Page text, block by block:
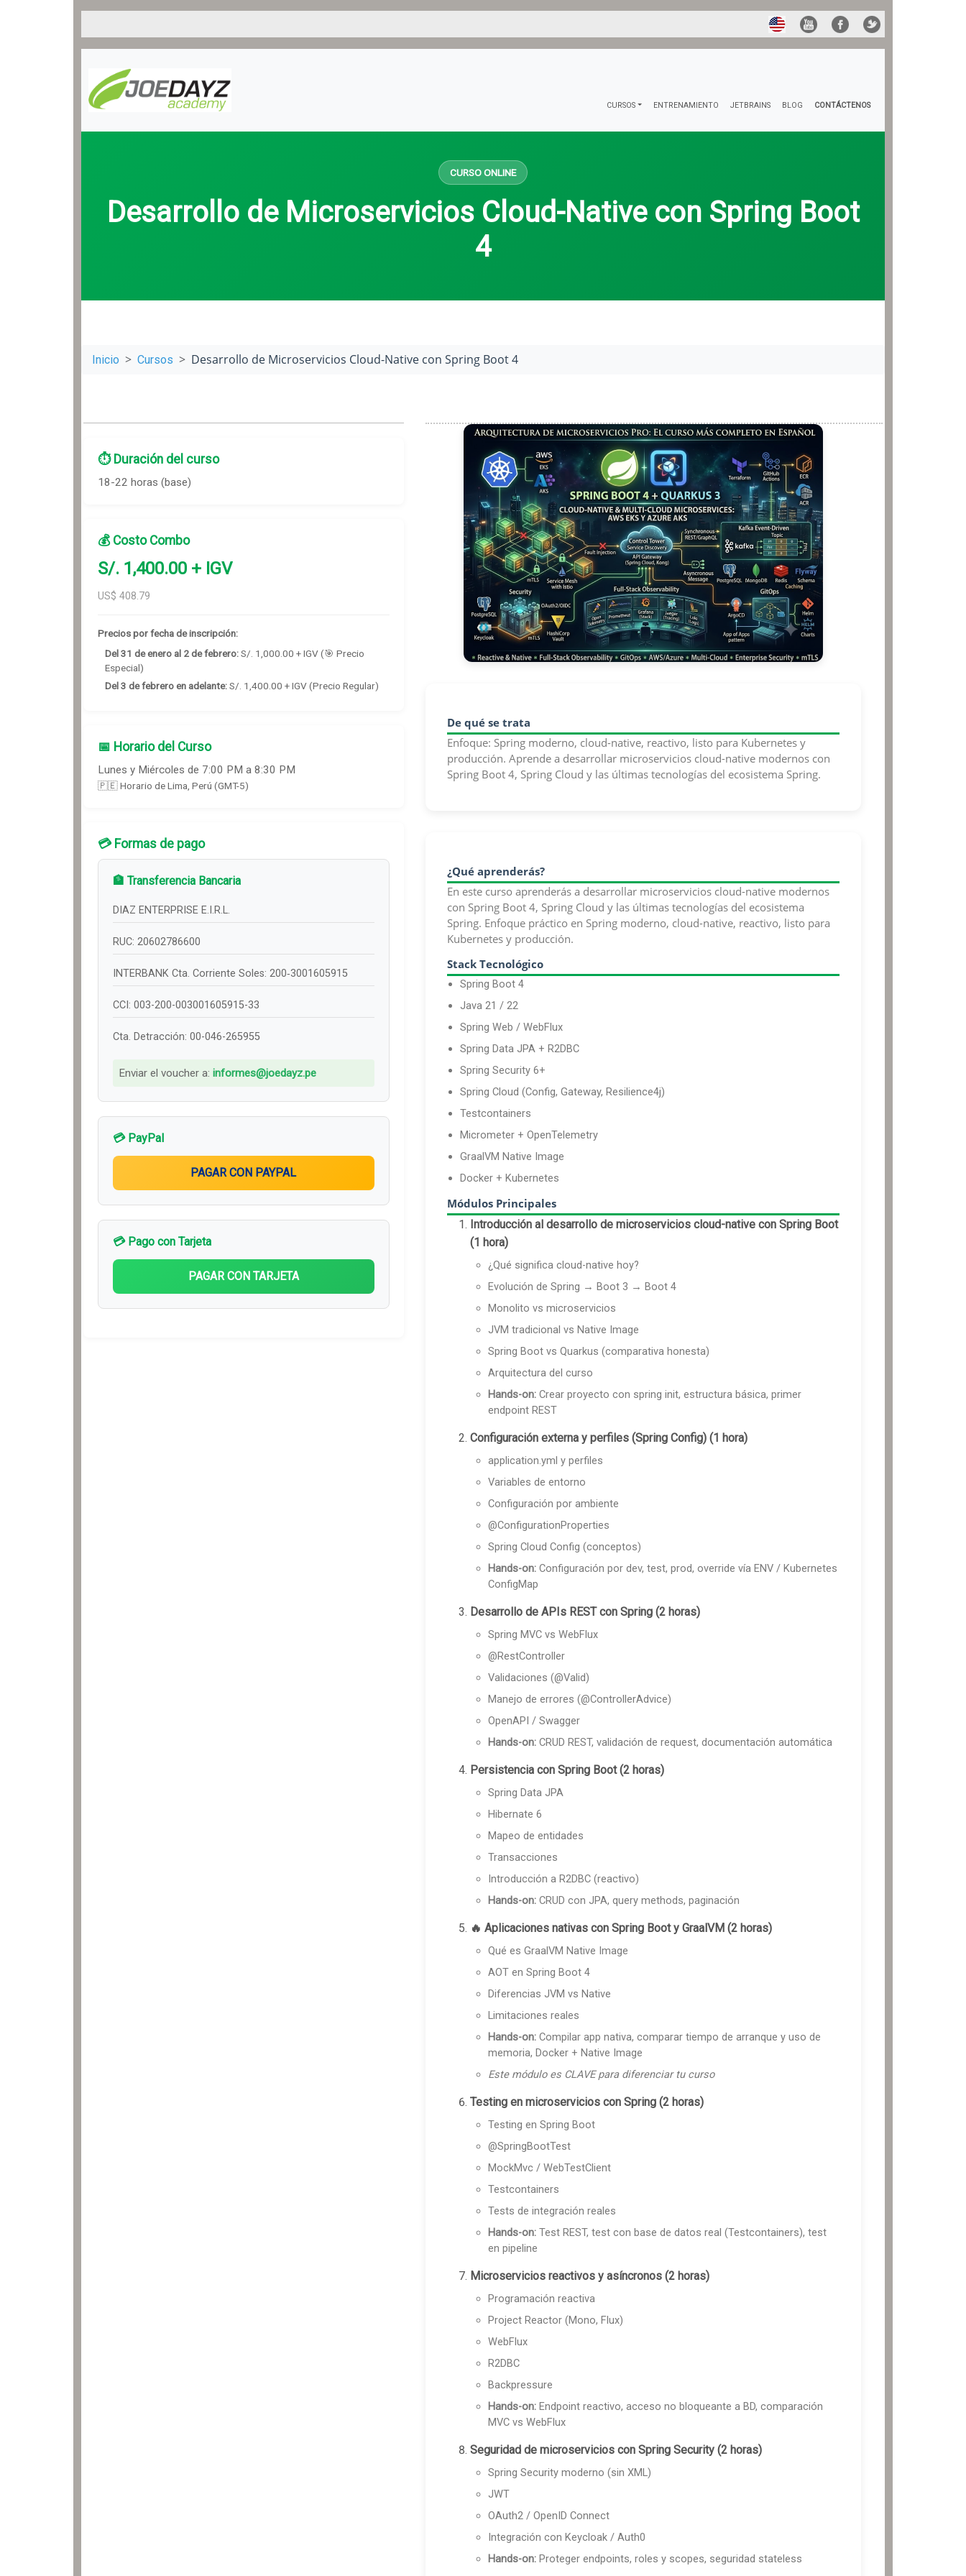
CURSOS ENTRENAMIENTO JETBRAINS BLOG CONTÁCTENOS
CURSO ONLINE
Desarrollo de Microservicios Cloud-Native con Spring Boot
4
Inicio Cursos Desarrollo de Microservicios Cloud-Native con Spring Boot 4
⏱️ Duración del curso
18-22 horas (base)
💰 Costo Combo
S/. 1,400.00 + IGV
US$ 408.79
Precios por fecha de inscripción:
Del 31 de enero al 2 de febrero:S/. 1,000 .00 + IGV(🎯 Precio
Especial)
Del 3 de febrero en adelante:S/. 1,400 .00 + IGV(Precio Regular)
📅 Horario del Curso
Lunes y Miércoles de 7:00 PM a 8:30 PM
🇵🇪 Horario de Lima, Perú (GMT-5)
💳 Formas de pago
🏦 Transferencia Bancaria
DIAZ ENTERPRISE E.I.R.L.
RUC: 20602786600
INTERBANK Cta. Corriente Soles: 200‑3001605915
CCI: 003-200-003001605915-33
Cta. Detracción: 00-046-265955
Enviar el voucher a: informes@joedayz.pe
💳 PayPal
💳 Pago con Tarjeta
PAGAR CON TARJETA
De qué se trata
Enfoque: Spring moderno, cloud-native, reactivo, listo para Kubernetes y
producción. Aprende a desarrollar microservicios cloud-native modernos con
Spring Boot 4, Spring Cloud y las últimas tecnologías del ecosistema Spring.
¿Qué aprenderás?
En este curso aprenderás a desarrollar microservicios cloud-native modernos
con Spring Boot 4, Spring Cloud y las últimas tecnologías del ecosistema
Spring. Enfoque práctico en Spring moderno, cloud-native, reactivo, listo para
Kubernetes y producción.
Stack Tecnológico
Spring Boot 4
Java 21 / 22
Spring Web / WebFlux
Spring Data JPA + R2DBC
Spring Security 6+
Spring Cloud (Config, Gateway, Resilience4j)
Testcontainers
Micrometer + OpenTelemetry
GraalVM Native Image
Docker + Kubernetes
Módulos Principales
Introducción al desarrollo de microservicios cloud-native con Spring Boot
(1 hora)
¿Qué significa cloud-native hoy?
Evolución de Spring → Boot 3 → Boot 4
Monolito vs microservicios
JVM tradicional vs Native Image
Spring Boot vs Quarkus (comparativa honesta)
Arquitectura del curso
Hands-on:Crear proyecto con spring init, estructura básica, primer
endpoint REST
Configuración externa y perfiles (Spring Config) (1 hora)
application.yml y perfiles
Variables de entorno
Configuración por ambiente
@ConfigurationProperties
Spring Cloud Config (conceptos)
Hands-on:Configuración por dev, test, prod, override vía ENV / Kubernetes
ConfigMap
Desarrollo de APIs REST con Spring (2 horas)
Spring MVC vs WebFlux
@RestController
Validaciones (@Valid)
Manejo de errores (@ControllerAdvice)
OpenAPI / Swagger
Hands-on:CRUD REST, validación de request, documentación automática
Persistencia con Spring Boot (2 horas)
Spring Data JPA
Hibernate 6
Mapeo de entidades
Transacciones
Introducción a R2DBC (reactivo)
Hands-on:CRUD con JPA, query methods, paginación
🔥 Aplicaciones nativas con Spring Boot y GraalVM (2 horas)
Qué es GraalVM Native Image
AOT en Spring Boot 4
Diferencias JVM vs Native
Limitaciones reales
Hands-on:Compilar app nativa, comparar tiempo de arranque y uso de
memoria, Docker + Native Image
Este módulo es CLAVE para diferenciar tu curso
Testing en microservicios con Spring (2 horas)
Testing en Spring Boot
@SpringBootTest
MockMvc / WebTestClient
Testcontainers
Tests de integración reales
Hands-on:Test REST, test con base de datos real (Testcontainers), test
en pipeline
Microservicios reactivos y asíncronos (2 horas)
Programación reactiva
Project Reactor (Mono, Flux)
WebFlux
R2DBC
Backpressure
Hands-on:Endpoint reactivo, acceso no bloqueante a BD, comparación
MVC vs WebFlux
Seguridad de microservicios con Spring Security (2 horas)
Spring Security moderno (sin XML)
JWT
OAuth2 / OpenID Connect
Integración con Keycloak / Auth0
Hands-on:Proteger endpoints, roles y scopes, seguridad stateless